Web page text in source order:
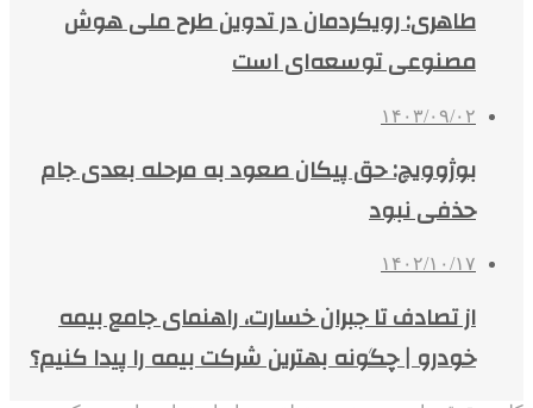
طاهری: رویکردمان در تدوین طرح ملی هوش
مصنوعی توسعه‌ای است
۱۴۰۳/۰۹/۰۲
بوژوویچ: حق پیکان صعود به مرحله بعدی جام
حذفی نبود
۱۴۰۲/۱۰/۱۷
از تصادف تا جبران خسارت، راهنمای جامع بیمه
خودرو | چگونه بهترین شرکت بیمه را پیدا کنیم؟